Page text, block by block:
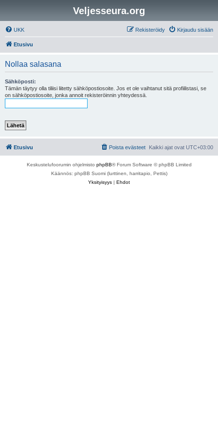
Veljesseura.org
UKK Kirjaudu sisään
Rekisteröidy
Etusivu
Nollaa salasana
Sähköposti:
Tämän täytyy olla tiliisi liitetty sähköpostiosoite. Jos et ole vaihtanut sitä profiilistasi, se
on sähköpostiosoite, jonka annoit rekisteröinnin yhteydessä.
Etusivu Kaikki ajat ovat UTC+03:00
Poista evästeet
Keskustelufoorumin ohjelmisto phpBB® Forum Software © phpBB Limited
Käännös: phpBB Suomi (lurttinen, harritapio, Pettis)
Yksityisyys | Ehdot